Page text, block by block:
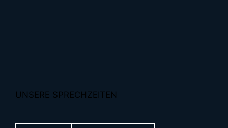
UNSERE SPRECHZEITEN